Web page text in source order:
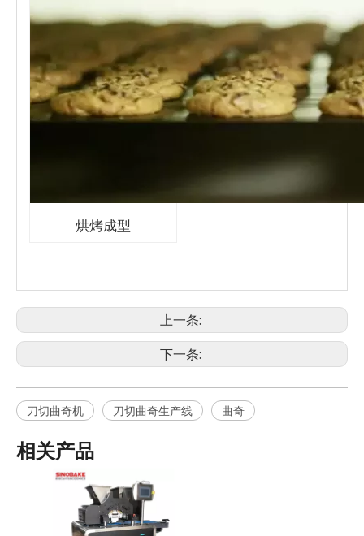
烘烤成型
上一条:
下一条:
刀切曲奇机 刀切曲奇生产线 曲奇
相关产品